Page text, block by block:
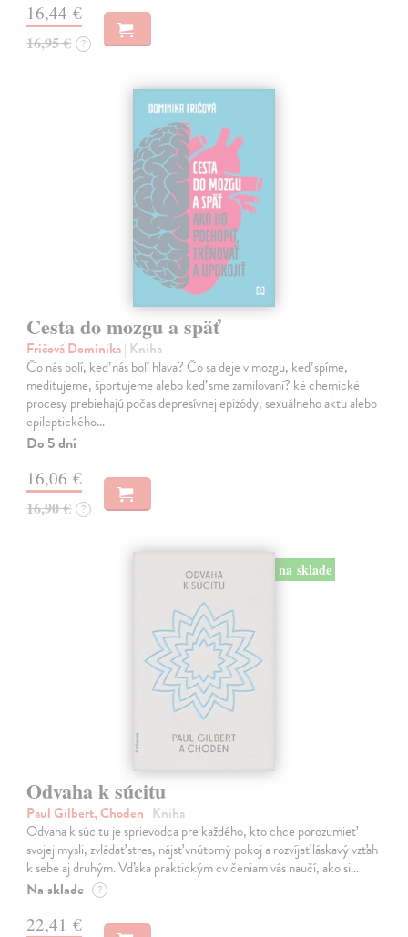
16,44 €
16,95 € ?
Cesta do mozgu a späť
Fričová Dominika| Kniha
Čo nás bolí, keď nás bolí hlava? Čo sa deje v mozgu, keď spíme,
meditujeme, športujeme alebo keď sme zamilovaní? ké chemické
procesy prebiehajú počas depresívnej epizódy, sexuálneho aktu alebo
epileptického…
Do 5 dní
16,06 €
16,90 € ?
na sklade
Odvaha k súcitu
Paul Gilbert, Choden | Kniha
Odvaha k súcitu je sprievodca pre každého, kto chce porozumieť
svojej mysli, zvládať stres, nájsť vnútorný pokoj a rozvíjať láskavý vzťah
k sebe aj druhým. Vďaka praktickým cvičeniam vás naučí, ako si…
Na sklade ?
22,41 €